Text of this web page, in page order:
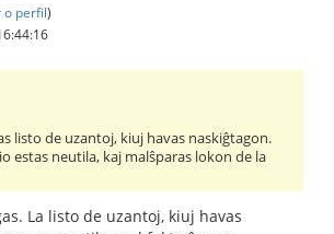
o perfil)
listo de uzantoj, kiuj havas naskiĝtagon.
estas neutila, kaj malŝparas lokon de la
La listo de uzantoj, kiuj havas